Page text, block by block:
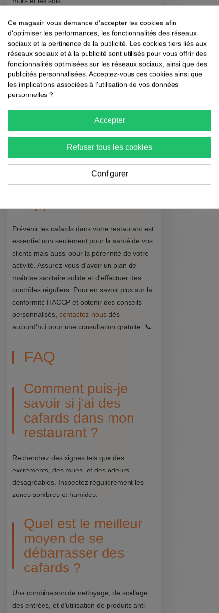
bouches d'aération.
4. Utilisation de
Produits Anti-Cafards
Utilisez des produits spécifiques pour éliminer
Appliquez des appâts et pièges dans les
zones stratégiques.
Consultez un professionnel pour des
Conclusion et
Prévenir les cafards dans votre restaurant est
essentiel non seulement pour la santé de vos
clients mais aussi pour la pérennité de votre
activité. Assurez-vous d'avoir un plan de
maîtrise sanitaire solide et d'effectuer des
contrôles réguliers. Pour en savoir plus sur la
conformité HACCP et obtenir des conseils
personnalisés, contactez-nous dès
aujourd'hui pour une consultation gratuite. 📞
FAQ
Comment puis-je
savoir si j'ai des
cafards dans mon
restaurant ?
Recherchez des signes tels que des
excréments, des mues, et des odeurs
désagréables. Inspectez régulièrement les
zones sombres et humides.
Quel est le meilleur
moyen de se
débarrasser des
cafards ?
Une combinaison de nettoyage, de scellage
des entrées, et d'utilisation de produits anti-
Ce magasin vous demande d'accepter les cookies afin
d'optimiser les performances, les fonctionnalités des réseaux
sociaux et la pertinence de la publicité. Les cookies tiers liés aux
réseaux sociaux et à la publicité sont utilisés pour vous offrir des
fonctionnalités optimisées sur les réseaux sociaux, ainsi que des
publicités personnalisées. Acceptez-vous ces cookies ainsi que
les implications associées à l'utilisation de vos données
personnelles ?
Accepter
Refuser tous les cookies
Configurer